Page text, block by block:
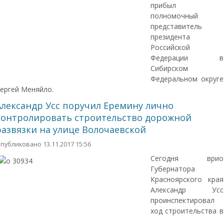
прибыл
полномочный
представитель
президента
Российской
Федерации в
Сибирском
Федеральном округе
Меняйло.
Усс поручил Еремину лично
строительство дорожной
на улице Волочаевской
13.11.2017 15:56
Сегодня врио
Губернатора
Красноярского края
Александр Усс
проинспектировал
ход строительства в